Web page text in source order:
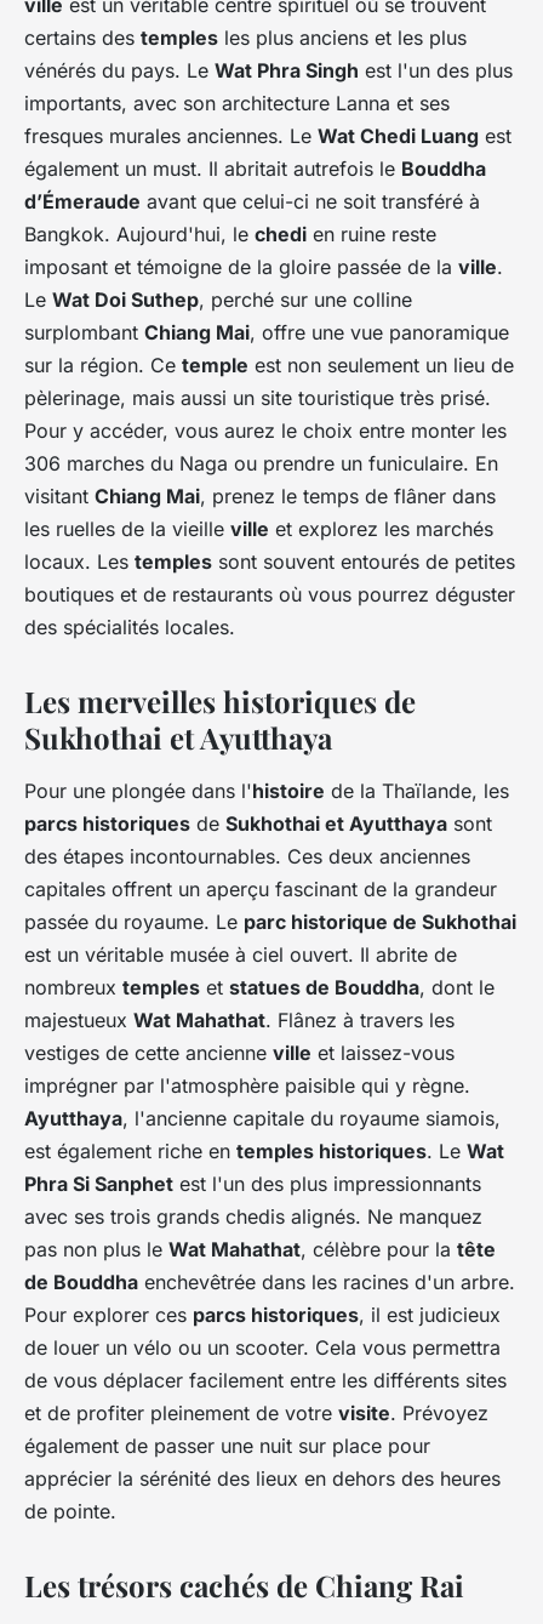
ville est un véritable centre spirituel où se trouvent
certains des temples les plus anciens et les plus
vénérés du pays. Le Wat Phra Singh est l'un des plus
importants, avec son architecture Lanna et ses
fresques murales anciennes. Le Wat Chedi Luang est
également un must. Il abritait autrefois le Bouddha
d’Émeraude avant que celui-ci ne soit transféré à
Bangkok. Aujourd'hui, le chedi en ruine reste
imposant et témoigne de la gloire passée de la ville.
Le Wat Doi Suthep, perché sur une colline
surplombant Chiang Mai, offre une vue panoramique
sur la région. Ce temple est non seulement un lieu de
pèlerinage, mais aussi un site touristique très prisé.
Pour y accéder, vous aurez le choix entre monter les
306 marches du Naga ou prendre un funiculaire. En
visitant Chiang Mai, prenez le temps de flâner dans
les ruelles de la vieille ville et explorez les marchés
locaux. Les temples sont souvent entourés de petites
boutiques et de restaurants où vous pourrez déguster
des spécialités locales.
Les merveilles historiques de
Sukhothai et Ayutthaya
Pour une plongée dans l'histoire de la Thaïlande, les
parcs historiques de Sukhothai et Ayutthaya sont
des étapes incontournables. Ces deux anciennes
capitales offrent un aperçu fascinant de la grandeur
passée du royaume. Le parc historique de Sukhothai
est un véritable musée à ciel ouvert. Il abrite de
nombreux temples et statues de Bouddha, dont le
majestueux Wat Mahathat. Flânez à travers les
vestiges de cette ancienne ville et laissez-vous
imprégner par l'atmosphère paisible qui y règne.
Ayutthaya, l'ancienne capitale du royaume siamois,
est également riche en temples historiques. Le Wat
Phra Si Sanphet est l'un des plus impressionnants
avec ses trois grands chedis alignés. Ne manquez
pas non plus le Wat Mahathat, célèbre pour la tête
de Bouddha enchevêtrée dans les racines d'un arbre.
Pour explorer ces parcs historiques, il est judicieux
de louer un vélo ou un scooter. Cela vous permettra
de vous déplacer facilement entre les différents sites
et de profiter pleinement de votre visite. Prévoyez
également de passer une nuit sur place pour
apprécier la sérénité des lieux en dehors des heures
de pointe.
Les trésors cachés de Chiang Rai